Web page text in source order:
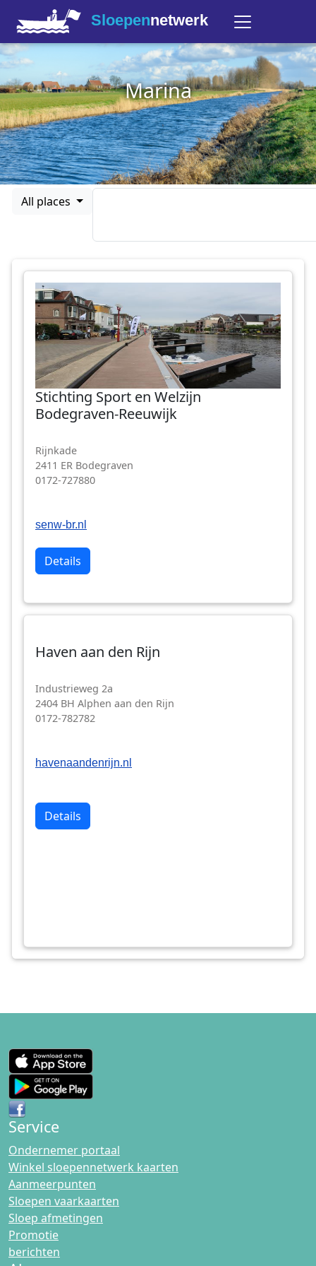
Sloepennetwerk
Marina
All places
Stichting Sport en Welzijn
Bodegraven-Reeuwijk
Rijnkade
2411 ER Bodegraven
0172-727880
senw-br.nl
Details
Haven aan den Rijn
Industrieweg 2a
2404 BH Alphen aan den Rijn
0172-782782
havenaandenrijn.nl
Details
Service
Ondernemer portaal
Winkel sloepennetwerk kaarten
Aanmeerpunten
Sloepen vaarkaarten
Sloep afmetingen
Promotie
berichten